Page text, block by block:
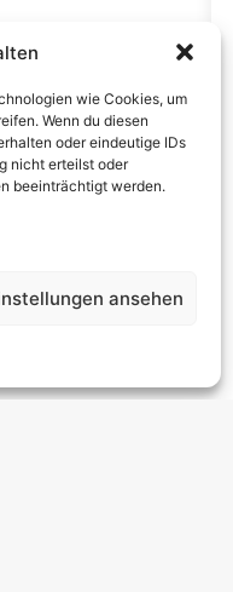
wie Cookies, um
Wenn du diesen
oder eindeutige IDs
nicht erteilst oder
beeinträchtigt werden.
ansehen